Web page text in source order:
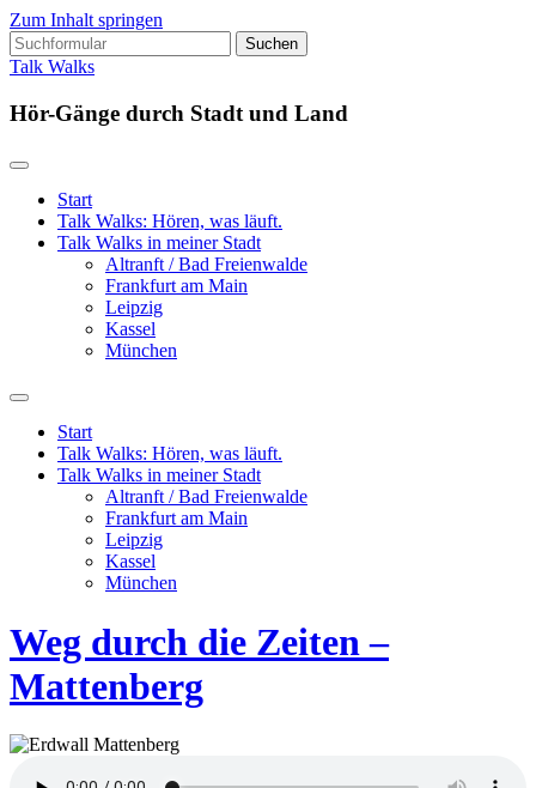
Zum Inhalt springen
Suchen
nach:
Talk Walks
Hör-Gänge durch Stadt und Land
Start
Talk Walks: Hören, was läuft.
Talk Walks in meiner Stadt
Altranft / Bad Freienwalde
Frankfurt am Main
Leipzig
Kassel
München
Suchfeld
ein-/ausblenden
Start
Talk Walks: Hören, was läuft.
Talk Walks in meiner Stadt
Altranft / Bad Freienwalde
Frankfurt am Main
Leipzig
Kassel
München
Weg durch die Zeiten –
Mattenberg